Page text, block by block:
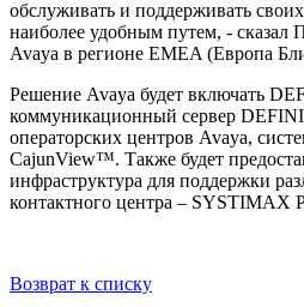
обслуживать и поддерживать
наиболее удобным путем, - сказал
Avaya в регионе EMEA (Европа
Решение Avaya будет включать
коммуникационный сервер
операторских центров Avaya,
CajunView™. Также будет
инфраструктура для поддержки
контактного центра – SYSTIMAX
Возврат к списку